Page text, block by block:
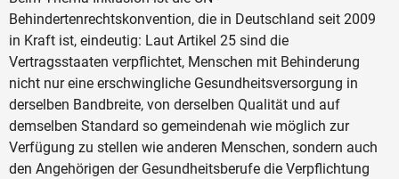
Behindertenrechtskonvention, die in Deutschland seit 2009
in Kraft ist, eindeutig: Laut Artikel 25 sind die
Vertragsstaaten verpflichtet, Menschen mit Behinderung
nicht nur eine erschwingliche Gesundheitsversorgung in
derselben Bandbreite, von derselben Qualität und auf
demselben Standard so gemeindenah wie möglich zur
Verfügung zu stellen wie anderen Menschen, sondern auch
den Angehörigen der Gesundheitsberufe die Verpflichtung